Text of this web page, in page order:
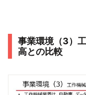
事業環境（3）
高との比較